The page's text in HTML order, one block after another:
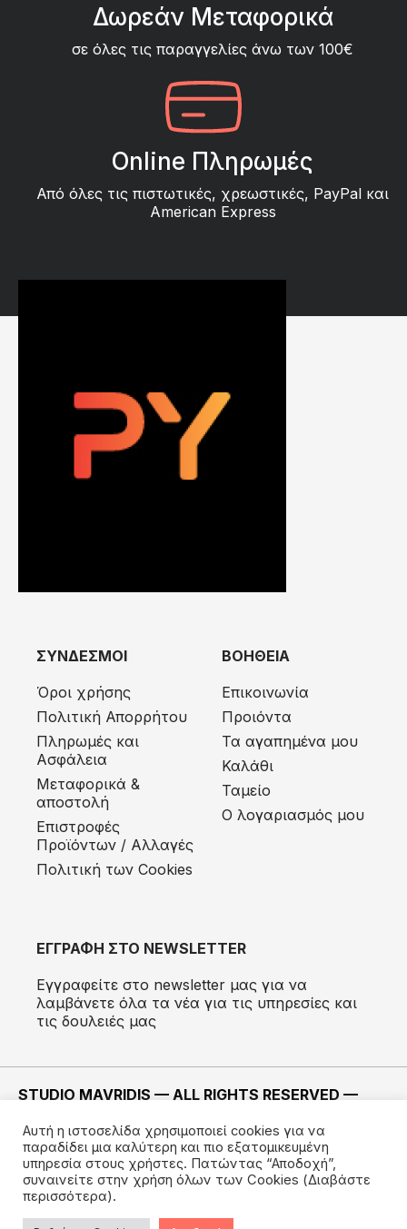
Δωρεάν Μεταφορικά
σε όλες τις παραγγελίες άνω των 100€
Online Πληρωμές
Από όλες τις πιστωτικές, χρεωστικές, PayPal και
American Express
ΣΥΝΔΕΣΜΟΙ
Όροι χρήσης
Πολιτική Απορρήτου
Πληρωμές και
Ασφάλεια
Μεταφορικά &
αποστολή
Eπιστροφές
Προϊόντων / Αλλαγές
Πολιτική των Cookies
ΒΟΗΘΕΙΑ
Επικοινωνία
Προιόντα
Τα αγαπημένα μου
Καλάθι
Ταμείο
Ο λογαριασμός μου
ΕΓΓΡΑΦΗ ΣΤΟ NEWSLETTER
Εγγραφείτε στο newsletter μας για να
λαμβάνετε όλα τα νέα για τις υπηρεσίες και
τις δουλειές μας
STUDIO MAVRIDIS — ALL RIGHTS RESERVED —
ΚΑΤΑΣΚΕΥΗ —IMODE
Αυτή η ιστοσελίδα χρησιμοποιεί cookies για να
παραδίδει μια καλύτερη και πιο εξατομικευμένη
υπηρεσία στους χρήστες. Πατώντας “Αποδοχή”,
συναινείτε στην χρήση όλων των Cookies (Διαβάστε
περισσότερα).